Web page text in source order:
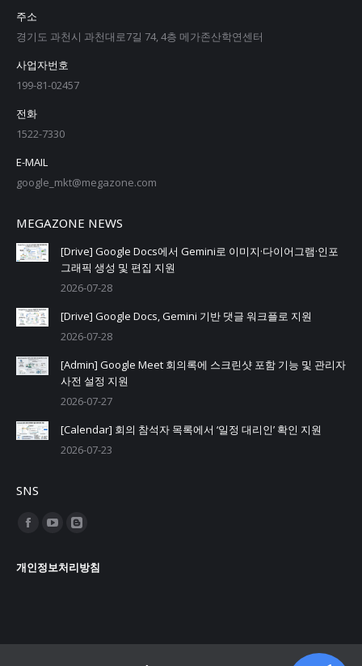
주소
경기도 과천시 과천대로7길 74, 4층 메가존산학연센터
사업자번호
199-81-02457
전화
1522-7330
E-MAIL
google_mkt@megazone.com
MEGAZONE NEWS
[Drive] Google Docs에서 Gemini로 이미지·다이어그램·인포
그래픽 생성 및 편집 지원
2026-07-28
[Drive] Google Docs, Gemini 기반 댓글 워크플로 지원
2026-07-28
[Admin] Google Meet 회의록에 스크린샷 포함 기능 및 관리자
사전 설정 지원
2026-07-27
[Calendar] 회의 참석자 목록에서 ‘일정 대리인’ 확인 지원
2026-07-23
SNS
Find us on:
Facebook
opens
YouTube
opens
Blogger
opens
개인정보처리방침